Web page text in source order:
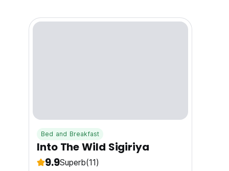
Bed and Breakfast
Into The Wild Sigiriya
9.9Superb(11)